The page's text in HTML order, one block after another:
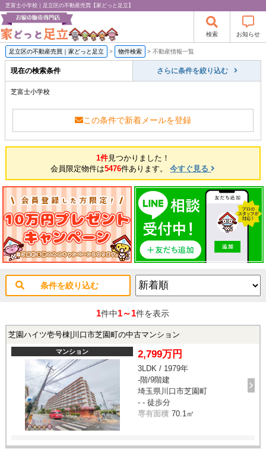
芝富士小学校｜足立区の不動産売買【家どっと足立】
検索 お知らせ
足立区の不動産売買｜家どっと足立 > 物件検索 > 不動産情報一覧
現在の検索条件 さらに条件を絞り込む
芝富士小学校
この条件で新着メールを登録
1件見つかりました！
会員限定物件は5476件あります。今すぐ見る
条件を絞り込む
1件中1～1件を表示
芝園ハイツ壱号棟|川口市芝園町の中古マンション
マンション 2,799万円
3LDK / 1979年
-階/9階建
埼玉県川口市芝園町
- - 徒歩分
専有面積 70.1㎡